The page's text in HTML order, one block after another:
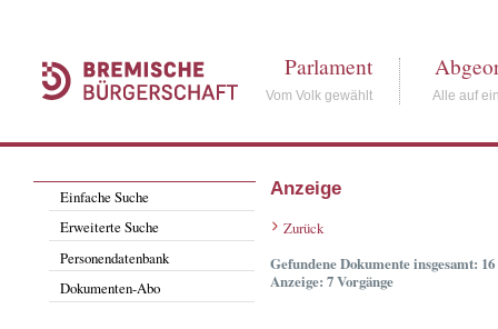
Parlament
Vom Volk gewählt Alle auf
Einfache Suche
Erweiterte Suche
Personendatenbank
Dokumenten-Abo
Anzeige
Zurück
Gefundene Dokumente insgesamt: 16
Anzeige: 7 Vorgänge